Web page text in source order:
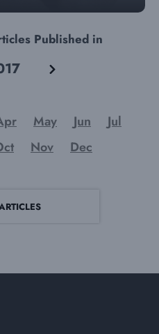
Published in
May Jun
Jul
Nov Dec